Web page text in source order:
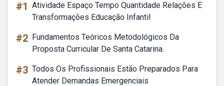
#1 Atividade Espaço Tempo Quantidade Relações E
Transformações Educação Infantil
#2 Fundamentos Teóricos Metodológicos Da
Proposta Curricular De Santa Catarina.
#3 Todos Os Profissionais Estão Preparados Para
Atender Demandas Emergenciais